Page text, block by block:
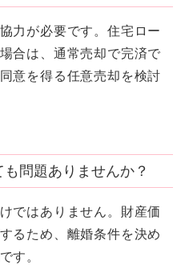
力が必要です。住宅ロー
合は、通常売却で完済で
意を得る任意売却を検討
問題ありませんか？
ではありません。財産価
るため、離婚条件を決め
す。